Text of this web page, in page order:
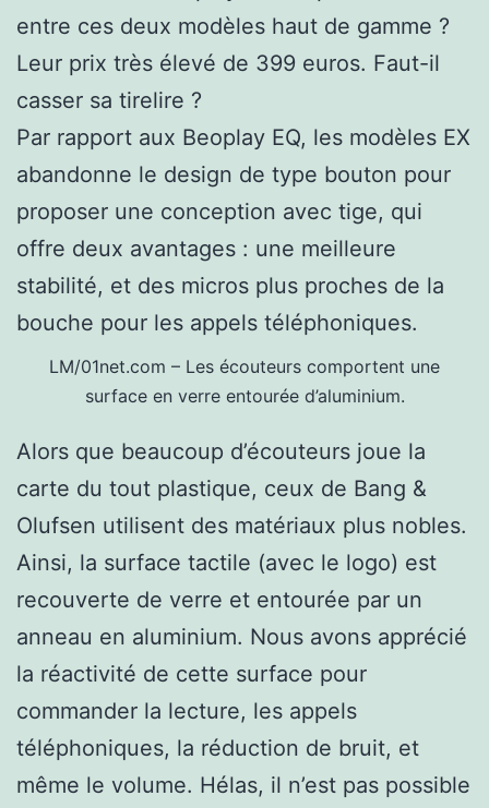
entre ces deux modèles haut de gamme ?
Leur prix très élevé de 399 euros. Faut-il
casser sa tirelire ?
Par rapport aux Beoplay EQ, les modèles EX
abandonne le design de type bouton pour
proposer une conception avec tige, qui
offre deux avantages : une meilleure
stabilité, et des micros plus proches de la
bouche pour les appels téléphoniques.
LM/01net.com – Les écouteurs comportent une
surface en verre entourée d’aluminium.
Alors que beaucoup d’écouteurs joue la
carte du tout plastique, ceux de Bang &
Olufsen utilisent des matériaux plus nobles.
Ainsi, la surface tactile (avec le logo) est
recouverte de verre et entourée par un
anneau en aluminium. Nous avons apprécié
la réactivité de cette surface pour
commander la lecture, les appels
téléphoniques, la réduction de bruit, et
même le volume. Hélas, il n’est pas possible